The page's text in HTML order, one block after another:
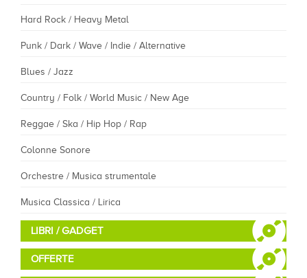
Hard Rock / Heavy Metal
Punk / Dark / Wave / Indie / Alternative
Blues / Jazz
Country / Folk / World Music / New Age
Reggae / Ska / Hip Hop / Rap
Colonne Sonore
Orchestre / Musica strumentale
Musica Classica / Lirica
LIBRI / GADGET
OFFERTE